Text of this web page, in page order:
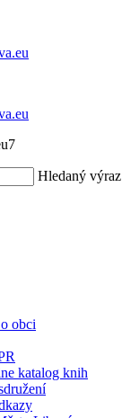
Hledaný výraz
obci
katalog knih